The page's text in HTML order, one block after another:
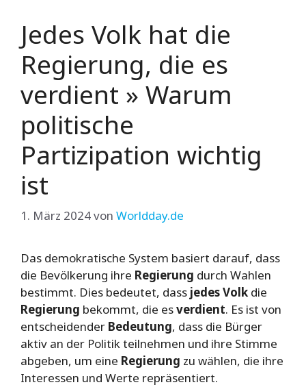
Jedes Volk hat die
Regierung, die es
verdient » Warum
politische
Partizipation wichtig
ist
1. März 2024von Worldday.de
Das demokratische System basiert darauf, dass
die Bevölkerung ihre Regierung durch Wahlen
bestimmt. Dies bedeutet, dass jedes Volk die
Regierung bekommt, die esverdient. Es ist von
entscheidender Bedeutung, dass die Bürger
aktiv an der Politik teilnehmen und ihre Stimme
abgeben, um eine Regierung zu wählen, die ihre
Interessen und Werte repräsentiert.